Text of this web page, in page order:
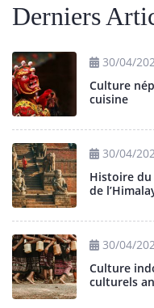
Derniers
30/04/
Culture
cuisine
30/04/
Histoire du
de
30/04/
Culture
culturels